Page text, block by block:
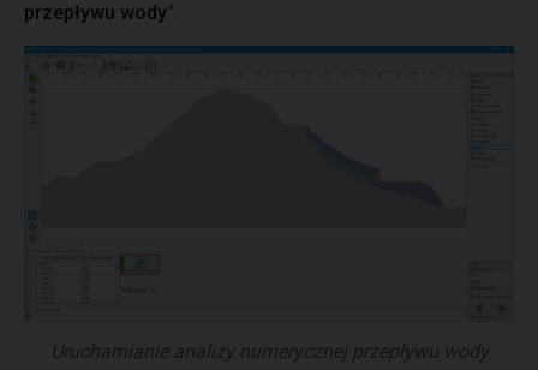
przepływu wody”.
Uruchamianie analizy numerycznej przepływu wody